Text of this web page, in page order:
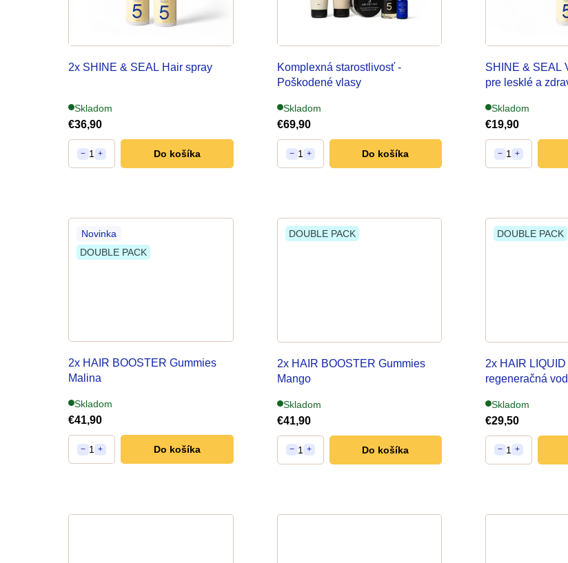
2x SHINE & SEAL Hair spray
Skladom
€36,90
− 1 + Do košíka
Komplexná starostlivosť -
Poškodené vlasy
Skladom
€69,90
− 1 + Do košíka
SHINE & SEAL
pre lesklé a
Skladom
€19,90
− 1 +
Novinka
DOUBLE PACK
2x HAIR BOOSTER Gummies
Malina
Skladom
€41,90
− 1 + Do košíka
DOUBLE PACK
2x HAIR BOOSTER Gummies
Mango
Skladom
€41,90
− 1 + Do košíka
DOUBLE PACK
2x HAIR
regeneračná
Skladom
€29,50
− 1 +